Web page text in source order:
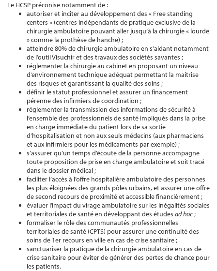
Le HCSP préconise notamment de :
autoriser et inciter au développement des « Free standing
centers » (centres indépendants de pratique exclusive de la
chirurgie ambulatoire pouvant aller jusqu’à la chirurgie « lourde
» comme la prothèse de hanche) ;
atteindre 80% de chirurgie ambulatoire en s’aidant notamment
de l’outil Visuchir et des travaux des sociétés savantes ;
réglementer la chirurgie au cabinet en proposant un niveau
d’environnement technique adéquat permettant la maitrise
des risques et garantissant la qualité des soins ;
définir le statut professionnel et assurer un financement
pérenne des infirmiers de coordination ;
réglementer la transmission des informations de sécurité à
l’ensemble des professionnels de santé impliqués dans la prise
en charge immédiate du patient lors de sa sortie
d’hospitalisation et non aux seuls médecins (aux pharmaciens
et aux infirmiers pour les médicaments par exemple) ;
s’assurer qu’un temps d’écoute de la personne accompagne
toute proposition de prise en charge ambulatoire et soit tracé
dans le dossier médical ;
faciliter l’accès à l’offre hospitalière ambulatoire des personnes
les plus éloignées des grands pôles urbains, et assurer une offre
de second recours de proximité et accessible financièrement ;
évaluer l’impact du virage ambulatoire sur les inégalités sociales
et territoriales de santé en développant des études ad hoc;
formaliser le rôle des communautés professionnelles
territoriales de santé (CPTS) pour assurer une continuité des
soins de 1er recours en ville en cas de crise sanitaire ;
sanctuariser la pratique de la chirurgie ambulatoire en cas de
crise sanitaire pour éviter de générer des pertes de chance pour
les patients.